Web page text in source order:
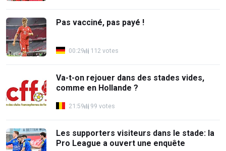
Pas vacciné, pas payé !
00:29 112 votes
Va-t-on rejouer dans des stades vides,
comme en Hollande ?
21:59 99 votes
Les supporters visiteurs dans le stade: la
Pro League a ouvert une enquête